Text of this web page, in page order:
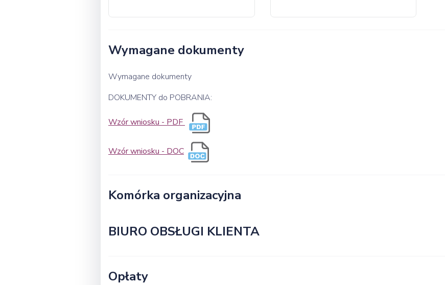
Wymagane dokumenty
Wymagane dokumenty
DOKUMENTY do POBRANIA:
Wzór wniosku - PDF
Wzór wniosku - DOC
Komórka organizacyjna
BIURO OBSŁUGI KLIENTA
Opłaty